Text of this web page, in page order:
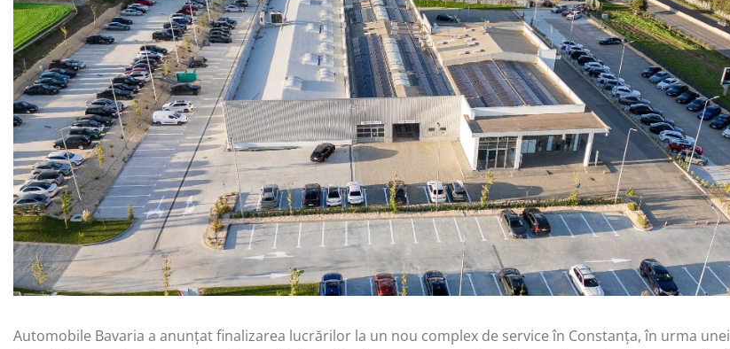
Automobile Bavaria a anunțat finalizarea lucrărilor la un nou complex de service în Constanța, în urma unei